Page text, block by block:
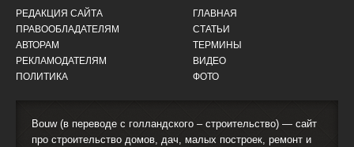
РЕДАКЦИЯ САЙТА
ПРАВООБЛАДАТЕЛЯМ
АВТОРАМ
РЕКЛАМОДАТЕЛЯМ
ПОЛИТИКА
ГЛАВНАЯ
СТАТЬИ
ТЕРМИНЫ
ВИДЕО
ФОТО
Bouw (в переводе с голландского – строительство) — сайт
про строительство домов, дач, малых построек, ремонт и